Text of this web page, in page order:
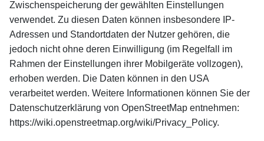
Zwischenspeicherung der gewählten Einstellungen
verwendet. Zu diesen Daten können insbesondere IP-
Adressen und Standortdaten der Nutzer gehören, die
jedoch nicht ohne deren Einwilligung (im Regelfall im
Rahmen der Einstellungen ihrer Mobilgeräte vollzogen),
erhoben werden. Die Daten können in den USA
verarbeitet werden. Weitere Informationen können Sie der
Datenschutzerklärung von OpenStreetMap entnehmen:
https://wiki.openstreetmap.org/wiki/Privacy_Policy.